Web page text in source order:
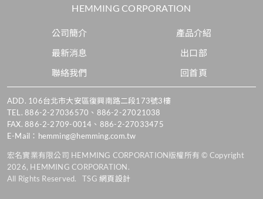
HEMMING CORPORATION
公司簡介
產品介紹
最新消息
出口部
聯絡我們
回首頁
ADD. 106台北市大安區復興南路二段173號3樓
TEL.886-2-27036570 、 886-2-27021038
FAX. 886-2-2709-0014、886-2-27033475
E-Mail： hemming@hemming.com.tw
宏名實業有限公司 HEMMING CORPORATION版權所有 © Copyright
2026, HEMMING CORPORATION.
All Rights Reserved. TSG網頁設計